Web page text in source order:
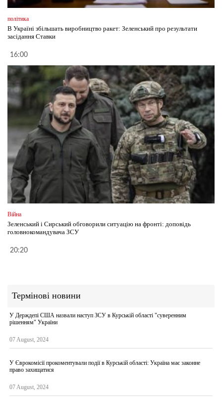
політика
В Україні збільшать виробництво ракет: Зеленський про результати
засідання Ставки
16:00
Війна
Зеленський і Сирський обговорили ситуацію на фронті: доповідь
головнокомандувача ЗСУ
20:20
Термінові новини
У Держдепі США назвали наступ ЗСУ в Курській області "суверенним
рішенням" України
07 August, 2024
У Єврокомісії прокоментували події в Курській області: Україна має законне
право захищатися
07 August, 2024